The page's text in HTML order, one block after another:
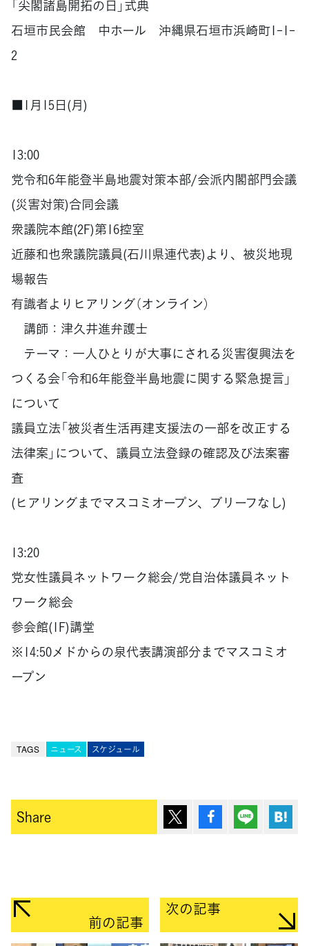
「尖閣諸島開拓の日」式典
石垣市民会館 中ホール 沖縄県石垣市浜崎町1-1-
2
■1月15日(月)
13:00
党令和6年能登半島地震対策本部/会派内閣部門会議
(災害対策)合同会議
衆議院本館(2F)第16控室
近藤和也衆議院議員(石川県連代表)より、被災地現
場報告
有識者よりヒアリング（オンライン）
講師：津久井進弁護士
テーマ：一人ひとりが大事にされる災害復興法を
つくる会「令和6年能登半島地震に関する緊急提言」
について
議員立法「被災者生活再建支援法の一部を改正する
法律案」について、議員立法登録の確認及び法案審
査
(ヒアリングまでマスコミオープン、ブリーフなし)
13:20
党女性議員ネットワーク総会/党自治体議員ネット
ワーク総会
参会館(1F)講堂
※14:50メドからの泉代表講演部分までマスコミオ
ープン
TAGS ニュース スケジュール
Share ポスト シェア Lineで送
前の記事
次の記事